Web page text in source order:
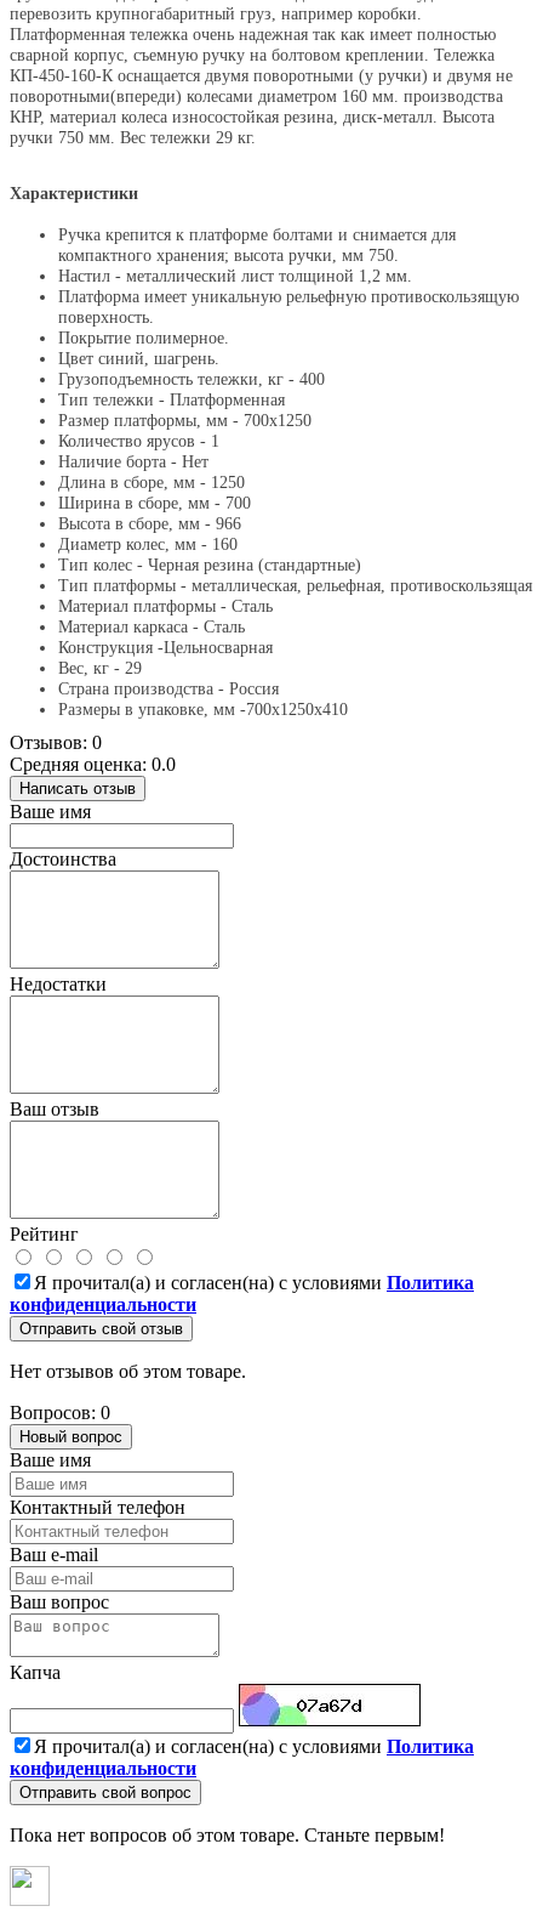
перевозить крупногабаритный груз, например коробки.
Платформенная тележка очень надежная так как имеет полностью
сварной корпус, съемную ручку на болтовом креплении. Тележка
КП-450-160-К оснащается двумя поворотными (у ручки) и двумя не
поворотными(впереди) колесами диаметром 160 мм. производства
КНР, материал колеса износостойкая резина, диск-металл. Высота
ручки 750 мм. Вес тележки 29 кг.
Характеристики
Ручка крепится к платформе болтами и снимается для
компактного хранения; высота ручки, мм 750.
Настил - металлический лист толщиной 1,2 мм.
Платформа имеет уникальную рельефную противоскользящую
поверхность.
Покрытие полимерное.
Цвет синий, шагрень.
Грузоподъемность тележки, кг - 400
Тип тележки - Платформенная
Размер платформы, мм - 700х1250
Количество ярусов - 1
Наличие борта - Нет
Длина в сборе, мм - 1250
Ширина в сборе, мм - 700
Высота в сборе, мм - 966
Диаметр колес, мм - 160
Тип колес - Черная резина (стандартные)
Тип платформы - металлическая, рельефная, противоскользящая
Материал платформы - Сталь
Материал каркаса - Сталь
Конструкция -Цельносварная
Вес, кг - 29
Страна производства - Россия
Размеры в упаковке, мм -700х1250х410
Отзывов: 0
Средняя оценка: 0.0
Написать отзыв
Ваше имя
Достоинства
Недостатки
Ваш отзыв
Рейтинг
Я прочитал(а) и согласен(на) с условиями Политика
конфиденциальности
Отправить свой отзыв
Нет отзывов об этом товаре.
Вопросов: 0
Новый вопрос
Ваше имя
Контактный телефон
Ваш e-mail
Ваш вопрос
Капча
Я прочитал(а) и согласен(на) с условиями Политика
конфиденциальности
Отправить свой вопрос
Пока нет вопросов об этом товаре. Станьте первым!